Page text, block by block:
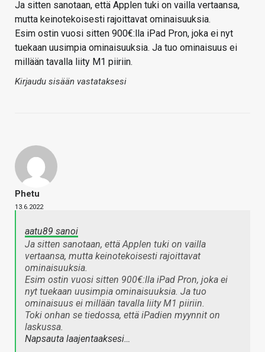
Ja sitten sanotaan, että Applen tuki on vailla vertaansa,
mutta keinotekoisesti rajoittavat ominaisuuksia.
Esim ostin vuosi sitten 900€:lla iPad Pron, joka ei nyt
tuekaan uusimpia ominaisuuksia. Ja tuo ominaisuus ei
millään tavalla liity M1 piiriin.
Kirjaudu sisään vastataksesi
Phetu
13.6.2022
aatu89 sanoi
Ja sitten sanotaan, että Applen tuki on vailla
vertaansa, mutta keinotekoisesti rajoittavat
ominaisuuksia.
Esim ostin vuosi sitten 900€:lla iPad Pron, joka ei
nyt tuekaan uusimpia ominaisuuksia. Ja tuo
ominaisuus ei millään tavalla liity M1 piiriin.
Toki onhan se tiedossa, että iPadien myynnit on
laskussa.
Napsauta laajentaaksesi…